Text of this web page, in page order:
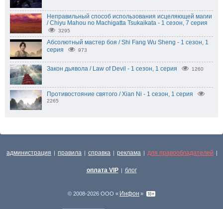
Неправильный способ использования исцеляющей магии
/ Chiyu Mahou no Machigatta Tsukaikata - 1 сезон, 7 серия
3295
Абсолютный мастер боя / Shi Fang Wu Sheng - 1 сезон, 1
серия
973
Закон дьявола / Law of Devil - 1 сезон, 1 серия 1260
Противостояние святого / Xian Ni - 1 сезон, 1 серия
2265
администрация | правила | справка | реклама | для правообладателей |
оплата VIP | блог
© 2008-2026 ООО « Инфон »